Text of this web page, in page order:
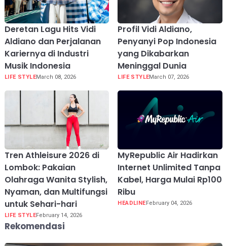
Deretan Lagu Hits Vidi
Aldiano dan Perjalanan
Kariernya di Industri
Musik Indonesia
LIFE STYLEMarch 08, 2026
Profil Vidi Aldiano,
Penyanyi Pop Indonesia
yang Dikabarkan
Meninggal Dunia
LIFE STYLEMarch 07, 2026
Tren Athleisure 2026 di
Lombok: Pakaian
Olahraga Wanita Stylish,
Nyaman, dan Multifungsi
untuk Sehari-hari
LIFE STYLEFebruary 14, 2026
MyRepublic Air Hadirkan
Internet Unlimited Tanpa
Kabel, Harga Mulai Rp100
Ribu
HEADLINEFebruary 04, 2026
Rekomendasi